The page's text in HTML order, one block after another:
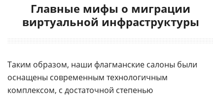
Главные мифы о миграции
виртуальной инфраструктуры
Таким образом, наши флагманские салоны были
оснащены современным технологичным
комплексом, с достаточной степенью